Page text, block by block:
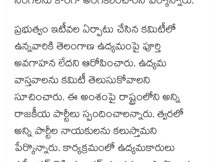
ప్రభుత్వం ఇటీవల ఏర్పాటు చేసిన కమిటీలో
ఉన్నవారికి తెలంగాణ ఉద్యమంపై పూర్తి
అవగాహన లేదని ఆరోపించారు. ఉద్యమ
వాస్తవాలను కమిటీ తెలుసుకోవాలని
సూచించారు. ఈ అంశంపై రాష్ట్రంలోని అన్ని
రాజకీయ పార్టీలు స్పందించాలన్నారు. త్వరలో
అన్ని పార్టీల నాయకులను కలుస్తామని
పేర్కొన్నారు. కార్యక్రమంలో ఉద్యమకారులు